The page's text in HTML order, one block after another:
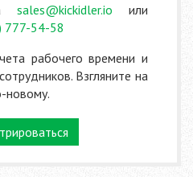
sales@kickidler.io или
777-54-58
рабочего времени и
Взгляните на
новому.